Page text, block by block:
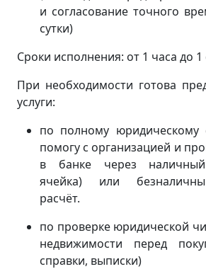
и согласование точного
сутки)
Сроки исполнения: от 1 часа до 1
При необходимости готова
услуги:
по полному юридическому
помогу с организацией и
в банке через наличный
ячейка) или
расчёт.
по проверке юридической
недвижимости перед
справки, выписки)